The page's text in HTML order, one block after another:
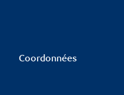
Coordonnées